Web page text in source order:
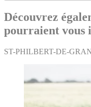
Découvrez
pourraient vous
ST-PHILBERT-DE-